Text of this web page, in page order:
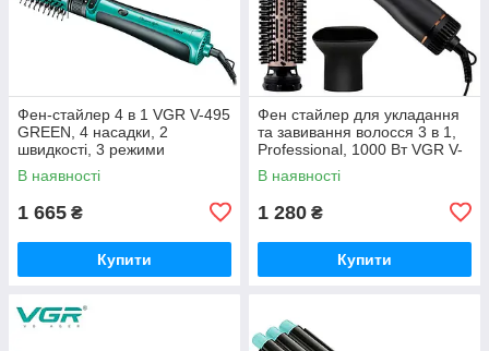
Фен-стайлер 4 в 1 VGR V-495
GREEN, 4 насадки, 2
швидкості, 3 режими
температури, 1200 Вт
В наявності
1 665 ₴
Купити
Фен стайлер для укладання
та завивання волосся 3 в 1,
Professional, 1000 Вт VGR V-
496
В наявності
1 280 ₴
Купити